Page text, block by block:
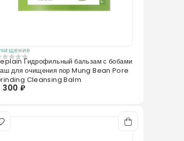
из 5
Гидрофильный бальзам с бобами
для очищения пор Mung Bean Pore
Cleansing Balm
300 ₽